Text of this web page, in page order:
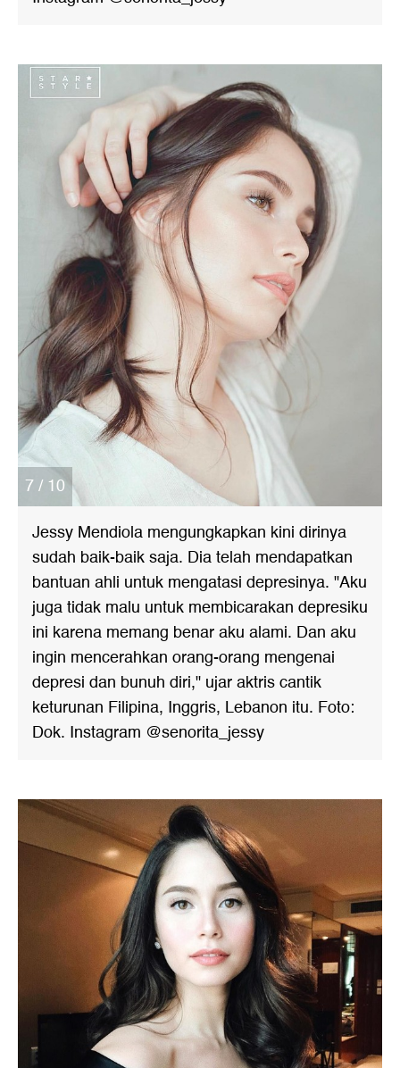
7 / 10
Jessy Mendiola mengungkapkan kini dirinya
sudah baik-baik saja. Dia telah mendapatkan
bantuan ahli untuk mengatasi depresinya. "Aku
juga tidak malu untuk membicarakan depresiku
ini karena memang benar aku alami. Dan aku
ingin mencerahkan orang-orang mengenai
depresi dan bunuh diri," ujar aktris cantik
keturunan Filipina, Inggris, Lebanon itu. Foto:
Dok. Instagram @senorita_jessy